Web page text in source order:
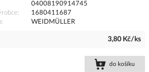
04008190914745
1680411687
WEIDMÜLLER
3,80 Kč/ks
do košíku